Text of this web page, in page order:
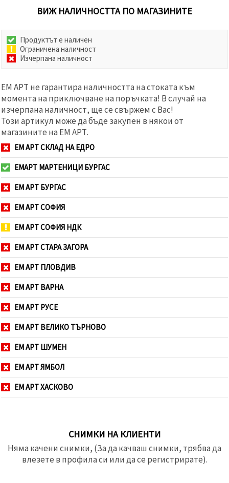
ВИЖ НАЛИЧНОСТТА ПО МАГАЗИНИТЕ
Продуктът е наличен
Ограничена наличност
Изчерпана наличност
ЕМ АРТ не гарантира наличността на стоката към
момента на приключване на поръчката! В случай на
изчерпана наличност, ще се свържем с Вас!
Този артикул може да бъде закупен в някои от
магазините на ЕМ АРТ.
ЕМ АРТ СКЛАД НА ЕДРО
ЕМАРТ МАРТЕНИЦИ БУРГАС
ЕМ АРТ БУРГАС
ЕМ АРТ СОФИЯ
ЕМ АРТ СОФИЯ НДК
ЕМ АРТ СТАРА ЗАГОРА
ЕМ АРТ ПЛОВДИВ
ЕМ АРТ ВАРНА
ЕМ АРТ РУСЕ
ЕМ АРТ ВЕЛИКО ТЪРНОВО
ЕМ АРТ ШУМЕН
ЕМ АРТ ЯМБОЛ
ЕМ АРТ ХАСКОВО
СНИМКИ НА КЛИЕНТИ
Няма качени снимки, (За да качваш снимки, трябва да
влезете в профила си или да се регистрирате).